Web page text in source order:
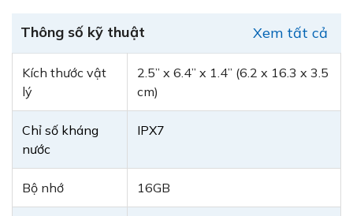
Thông số kỹ thuật Xem tất cả
Kích thước vật
lý
2.5” x 6.4” x 1.4” (6.2 x 16.3 x 3.5
cm)
Chỉ số kháng
nước
IPX7
Bộ nhớ 16GB